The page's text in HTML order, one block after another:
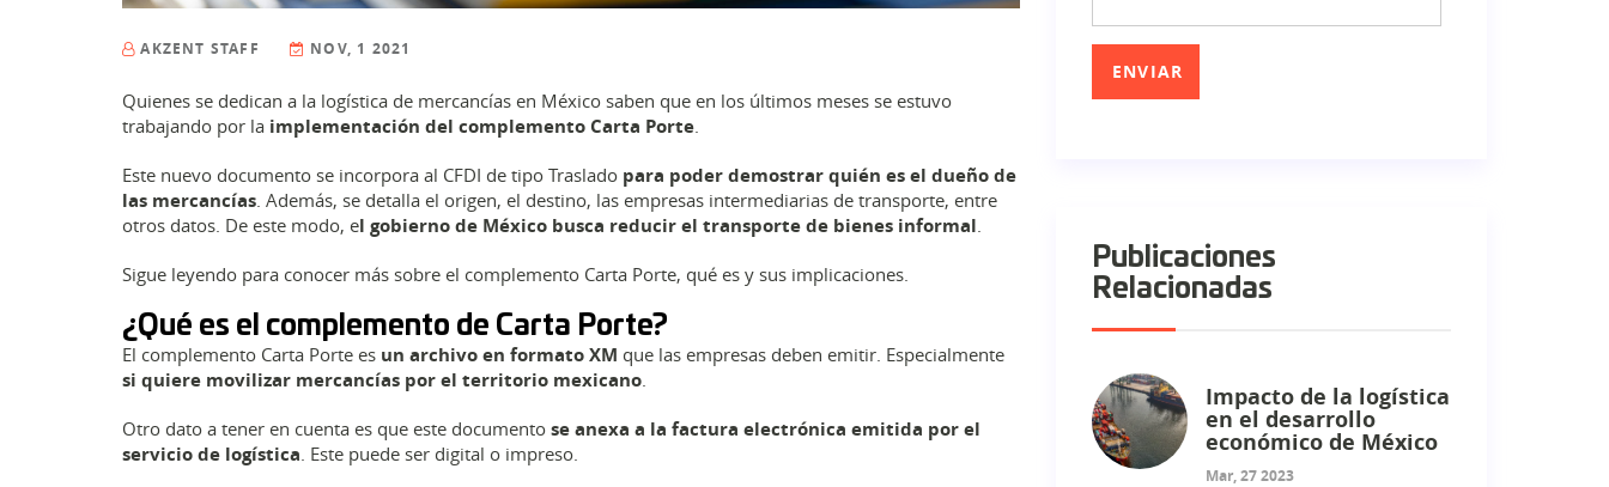
AKZENT STAFF NOV, 1 2021
Quienes se dedican a la logística de mercancías en México saben que en los últimos meses se estuvo
trabajando por la implementación del complemento Carta Porte
Este nuevo documento se incorpora al CFDI de tipo Traslado para poder demostrar quién es el dueño de
las mercancías . Además, se detalla el origen, el destino, las empresas intermediarias de transporte, entre
otros datos. De este modo, el gobierno de México busca reducir el transporte de bienes informal
Sigue leyendo para conocer más sobre el complemento Carta Porte, qué es y sus implicaciones.
¿Qué es el complemento de Carta Porte?
El complemento Carta Porte es un archivo en formato XM que las empresas deben emitir. Especialmente
si quiere movilizar mercancías por el territorio mexicano
Otro dato a tener en cuenta es que este documento se anexa a la factura electrónica emitida por el
servicio de logística . Este puede ser digital o impreso.
Publicaciones
Relacionadas
Impacto de la logística
en el desarrollo
económico de México
Mar, 27 2023